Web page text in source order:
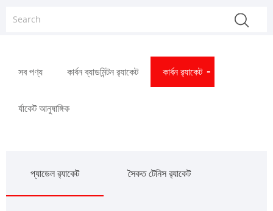
সব পণ্য কার্বন ব্যাডমিন্টন র‌্যাকেট কার্বন র‌্যাকেট
র্যাকেট আনুষাঙ্গিক
প্যাডেল র‌্যাকেট সৈকত টেনিস র‌্যাকেট